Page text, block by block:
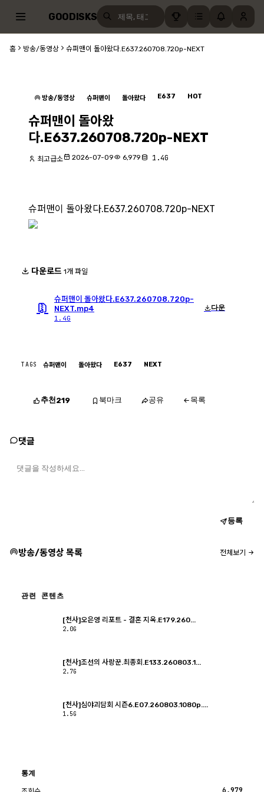
GOODISKS
홈 방송/동영상 슈퍼맨이 돌아왔다.E637.260708.720p-NEXT
방송/동영상 슈퍼맨이 돌아왔다 E637 HOT
슈퍼맨이 돌아왔
다.E637.260708.720p-NEXT
최고급소 2026-07-09 6,979 1.4G
슈퍼맨이 돌아왔다.E637.260708.720p-NEXT
다운로드 1개 파일
슈퍼맨이 돌아왔다.E637.260708.720p-
NEXT.mp4
1.4G
다운
TAGS 슈퍼맨이 돌아왔다 E637 NEXT
추천219 북마크 공유 목록
댓글
등록
방송/동영상 목록 전체보기
관련 콘텐츠
[천사]오은영 리포트 - 결혼 지옥.E179.260...
2.0G
[천사]조선의 사랑꾼.최종회.E133.260803.1...
2.7G
[천사]심야괴담회 시즌6.E07.260803.1080p....
1.5G
통계